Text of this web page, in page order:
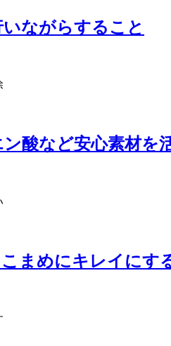
ながらすること
酸など安心素材を
まめにキレイにす